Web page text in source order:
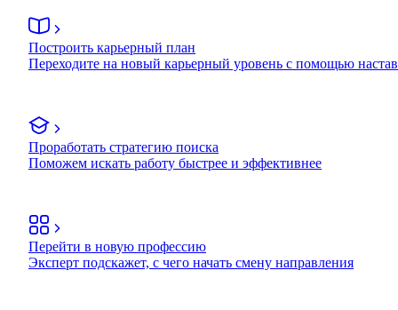
Построить карьерный план
Переходите на новый карьерный уровень с помощью
Проработать стратегию поиска
Поможем искать работу быстрее и эффективнее
Перейти в новую профессию
Эксперт подскажет, с чего начать смену направления